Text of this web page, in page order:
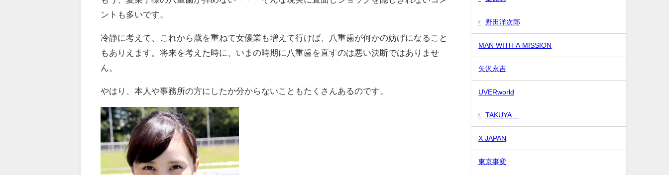
ントも多いです。
冷静に考えて、これから歳を重ねて女優業も増えて行けば、八重歯が何かの妨げになること
もありえます。将来を考えた時に、いまの時期に八重歯を直すのは悪い決断ではありませ
ん。
やはり、本人や事務所の方にしたか分からないこともたくさんあるのです。
野田洋次郎
MAN WITH A MISSION
矢沢永吉
UVERworld
TAKUYA∞
X JAPAN
東京事変